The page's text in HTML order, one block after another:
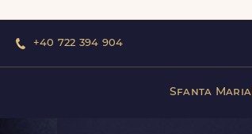
+40 722 394 904
Sfanta Maria